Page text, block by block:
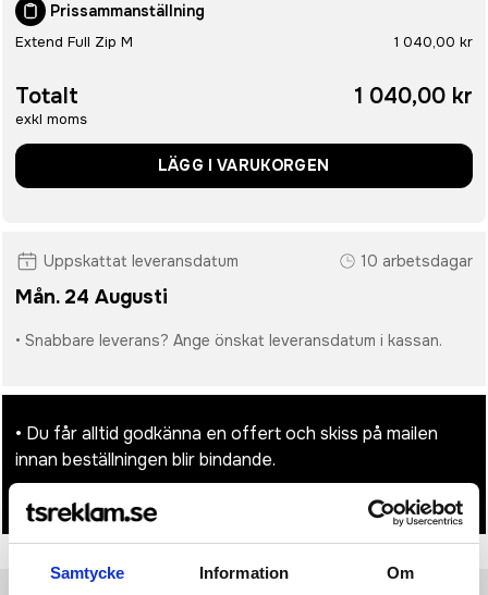
Samtycke Information Om
Prissammanställning
Extend Full Zip M 1 040,00 kr
Totalt
exkl moms
1 040,00 kr
LÄGG I VARUKORGEN
Uppskattat leveransdatum 10 arbetsdagar
Mån. 24 Augusti
• Snabbare leverans? Ange önskat leveransdatum i kassan.
• Du får alltid godkänna en offert och skiss på mailen
innan beställningen blir bindande.